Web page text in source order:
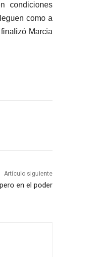
condiciones
como a
Marcia
Artículo siguiente
en el poder